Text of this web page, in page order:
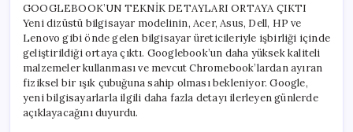
GOOGLEBOOK’UN TEKNİK DETAYLARI ORTAYA ÇIKTI
Yeni dizüstü bilgisayar modelinin, Acer, Asus, Dell, HP ve
Lenovo gibi önde gelen bilgisayar üreticileriyle işbirliği içinde
geliştirildiği ortaya çıktı. Googlebook’un daha yüksek kaliteli
malzemeler kullanması ve mevcut Chromebook’lardan ayıran
fiziksel bir ışık çubuğuna sahip olması bekleniyor. Google,
yeni bilgisayarlarla ilgili daha fazla detayı ilerleyen günlerde
açıklayacağını duyurdu.